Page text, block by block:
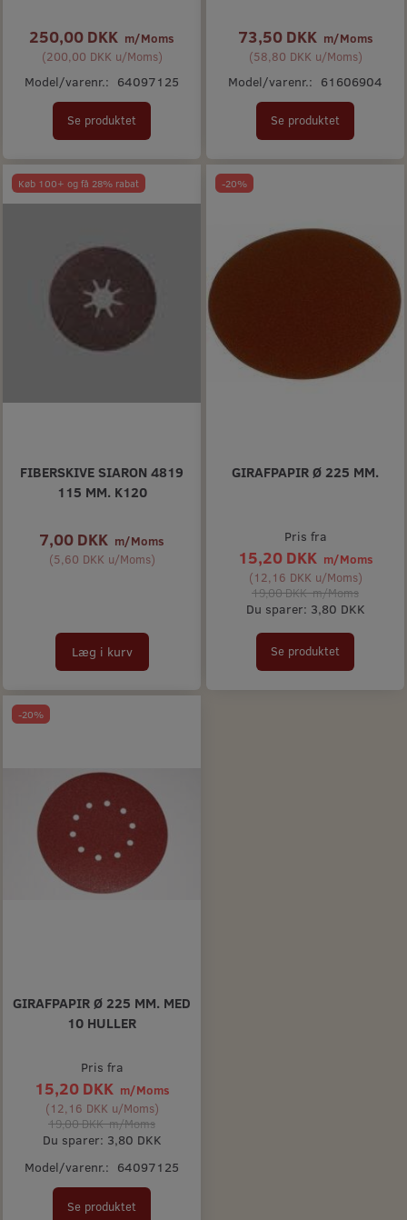
250,00 DKK m/Moms
(200,00 DKK u/Moms)
Model/varenr.: 64097125
Se produktet
73,50 DKK m/Moms
(58,80 DKK u/Moms)
Model/varenr.: 61606904
Se produktet
Køb 100+ og få 28% rabat
FIBERSKIVE SIARON 4819
115 MM. K120
7,00 DKK m/Moms
(5,60 DKK u/Moms)
Læg i kurv
-20%
GIRAFPAPIR Ø 225 MM.
Pris fra
15,20 DKK m/Moms
(12,16 DKK u/Moms)
19,00 DKKm/Moms
Du sparer: 3,80 DKK
Se produktet
-20%
GIRAFPAPIR Ø 225 MM. MED
10 HULLER
Pris fra
15,20 DKK m/Moms
(12,16 DKK u/Moms)
19,00 DKKm/Moms
Du sparer: 3,80 DKK
Model/varenr.: 64097125
Se produktet